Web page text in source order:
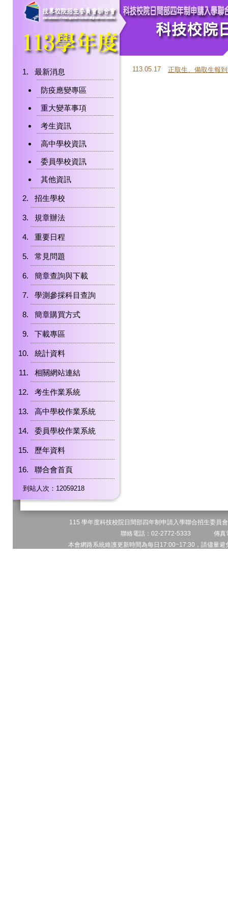
最新消息
防疫應變專區
重大變革事項
考生資訊
高中學校資訊
委員學校資訊
其他資訊
招生學校
規章辦法
重要日程
常見問題
簡章查詢與下載
學測參採科目查詢
簡章購買方式
下載專區
統計資料
相關網站連結
考生作業系統
高中學校作業系統
委員學校作業系統
歷年資料
聯合會首頁
到站人次：12059218
113.05.17 正取生、備取生報
115 學年度科技校院日間部四年制申請入學聯合招生委
聯絡電話：02-2772-5333 傳
本會網路系統維護更新時間為每日17:00~17:30，請儘量